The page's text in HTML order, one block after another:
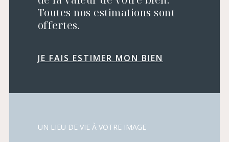
Toutes nos estimations sont
offertes.
JE FAIS ESTIMER MON BIEN
UN LIEU DE VIE À VOTRE IMAGE